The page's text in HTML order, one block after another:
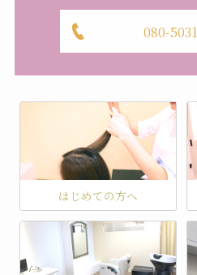
080-
はじめての方へ